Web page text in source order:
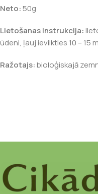
Neto:50g
Lietošanas instrukcija:
ūdeni, ļauj ievilkties 10 – 15
Ražotajs:bioloģiskajā